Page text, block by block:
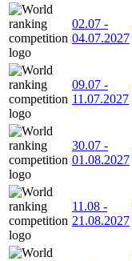
02.07 -
04.07.2027
09.07 -
11.07.2027
30.07 -
01.08.2027
11.08 -
21.08.2027